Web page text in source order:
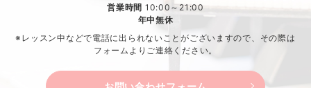
営業時間 10:00～21:00
年中無休
※レッスン中などで電話に出られないことがございますので、 その際は
フォームよりご連絡ください。